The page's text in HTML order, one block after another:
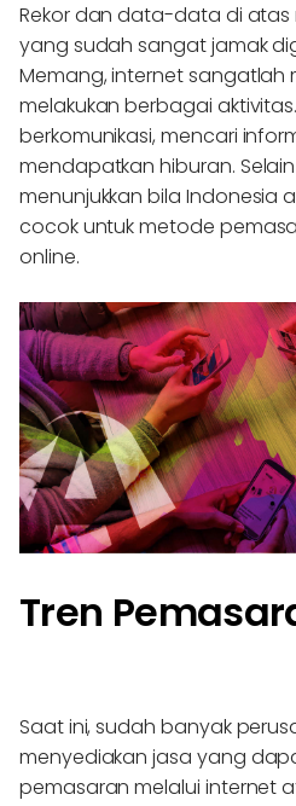
Rekor dan data-data di atas
yang sudah sangat jamak
Memang, internet sangatlah
melakukan berbagai
berkomunikasi, mencari
mendapatkan hiburan.
menunjukkan bila Indonesia
cocok untuk metode
online.
Tren
Saat ini, sudah banyak
menyediakan jasa yang
pemasaran melalui internet